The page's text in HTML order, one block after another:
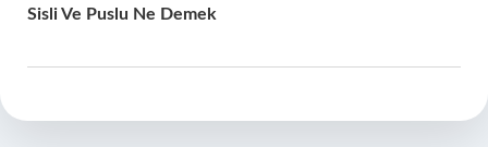
Sisli Ve Puslu Ne Demek